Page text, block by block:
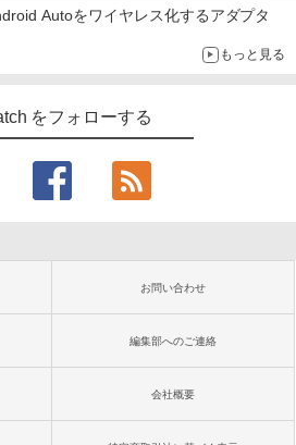
Autoをワイヤレス化するアダプタ
もっと見る
をフォローする
お問い合わせ
編集部へのご連絡
会社概要